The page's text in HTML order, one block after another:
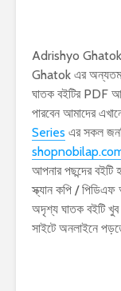
Adrishyo Ghatok
Ghatok এর অন্যতম
ঘাতক বইটির PDF
পারবেন আমাদের
Series এর সকল
আপনার পছন্দের
স্ক্যান কপি /
অদৃশ্য ঘাতক বইটি
সাইটে অনলাইনে